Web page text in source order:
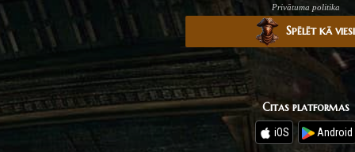
Privātuma politika
Spēlēt kā
Citas platformas
iOS Android